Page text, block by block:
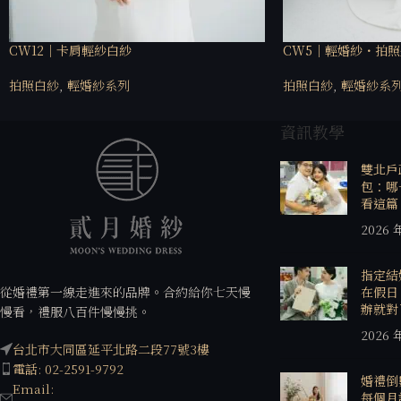
CW12｜卡肩輕紗白紗
拍照白紗, 輕婚紗系列
CW5｜輕婚紗・拍
拍照白紗, 輕婚紗系
從婚禮第一線走進來的品牌。合約給你七天慢
慢看，禮服八百件慢慢挑。
台北市大同區延平北路二段77號3樓
電話: 02-2591-9792
Email:
資訊教學
雙北
包：
看這篇
2026
指定
在假
辦就
2026
婚禮